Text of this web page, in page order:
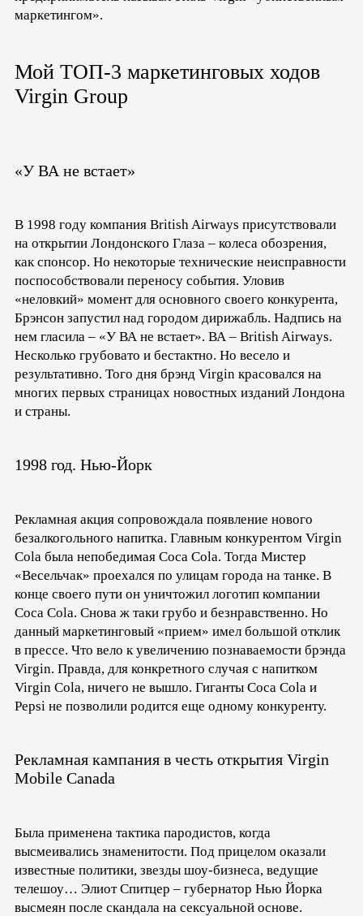
маркетингом».
Мой ТОП-3 маркетинговых ходов
Virgin Group
«У ВА не встает»
В 1998 году компания British Airways присутствовали
на открытии Лондонского Глаза – колеса обозрения,
как спонсор. Но некоторые технические неисправности
поспособствовали переносу события. Уловив
«неловкий» момент для основного своего конкурента,
Брэнсон запустил над городом дирижабль. Надпись на
нем гласила – «У ВА не встает». ВА – British Airways.
Несколько грубовато и бестактно. Но весело и
результативно. Того дня брэнд Virgin красовался на
многих первых страницах новостных изданий Лондона
и страны.
1998 год. Нью-Йорк
Рекламная акция сопровождала появление нового
безалкогольного напитка. Главным конкурентом Virgin
Cola была непобедимая Coca Cola. Тогда Мистер
«Весельчак» проехался по улицам города на танке. В
конце своего пути он уничтожил логотип компании
Coca Cola. Снова ж таки грубо и безнравственно. Но
данный маркетинговый «прием» имел большой отклик
в прессе. Что вело к увеличению познаваемости брэнда
Virgin. Правда, для конкретного случая с напитком
Virgin Cola, ничего не вышло. Гиганты Coca Cola и
Pepsi не позволили родится еще одному конкуренту.
Рекламная кампания в честь открытия Virgin
Mobile Canada
Была применена тактика пародистов, когда
высмеивались знаменитости. Под прицелом оказали
известные политики, звезды шоу-бизнеса, ведущие
телешоу… Элиот Спитцер – губернатор Нью Йорка
высмеян после скандала на сексуальной основе.